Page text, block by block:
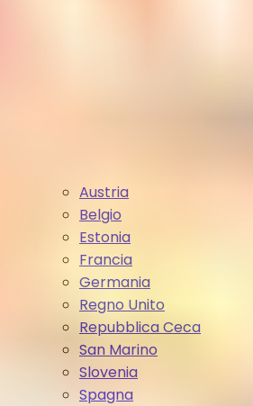
Austria
Belgio
Estonia
Francia
Germania
Regno Unito
Repubblica Ceca
San Marino
Slovenia
Spagna